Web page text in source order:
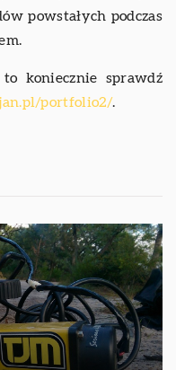
powstałych podczas
to koniecznie sprawdź
portfolio2/.